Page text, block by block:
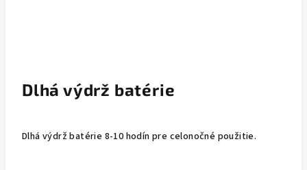
Dlhá výdrž batérie
Dlhá výdrž batérie 8-10 hodín pre celonočné použitie.